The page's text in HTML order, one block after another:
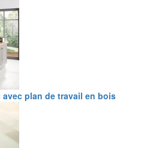
plan de travail en bois